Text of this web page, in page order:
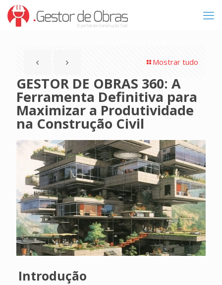
Mostrar tudo
GESTOR DE OBRAS 360: A
Ferramenta Definitiva para
Maximizar a Produtividade
na Construção Civil
Introdução